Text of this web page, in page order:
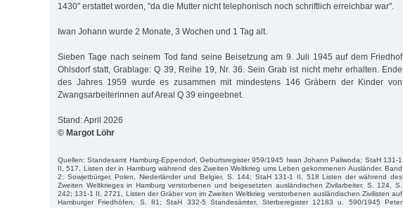
1430" erstattet worden, "da die Mutter nicht telephonisch noch schriftlich erreichbar war".
Iwan Johann wurde 2 Monate, 3 Wochen und 1 Tag alt.
Sieben Tage nach seinem Tod fand seine Beisetzung am 9. Juli 1945 auf dem Friedhof
Ohlsdorf statt, Grablage: Q 39, Reihe 19, Nr. 36. Sein Grab ist nicht mehr erhalten. Ende
des Jahres 1959 wurde es zusammen mit mindestens 146 Gräbern der Kinder von
Zwangsarbeiterinnen auf Areal Q 39 eingeebnet.
Stand: April 2026
© Margot Löhr
Quellen: Standesamt Hamburg-Eppendorf, Geburtsregister 959/1945 Iwan Johann Paliwoda; StaH 131-1
II, 517, Listen der in Hamburg während des Zweiten Weltkrieg ums Leben gekommenen Ausländer. Band
2: Sowjetbürger, Polen, Niederländer und Belgier, S. 144; StaH 131-1 II, 518 Listen der während des
Zweiten Weltkrieges in Hamburg verstorbenen und beigesetzten ausländischen Zivilarbeiter, S. 124, S.
242; 131-1 II, 2721, Listen der Gräber von im Zweiten Weltkrieg verstorbenen ausländischen Zivilisten auf
Hamburger Friedhöfen, S. 81; StaH 332-5 Standesämter, Sterberegister 12183 u. 590/1945 Peter